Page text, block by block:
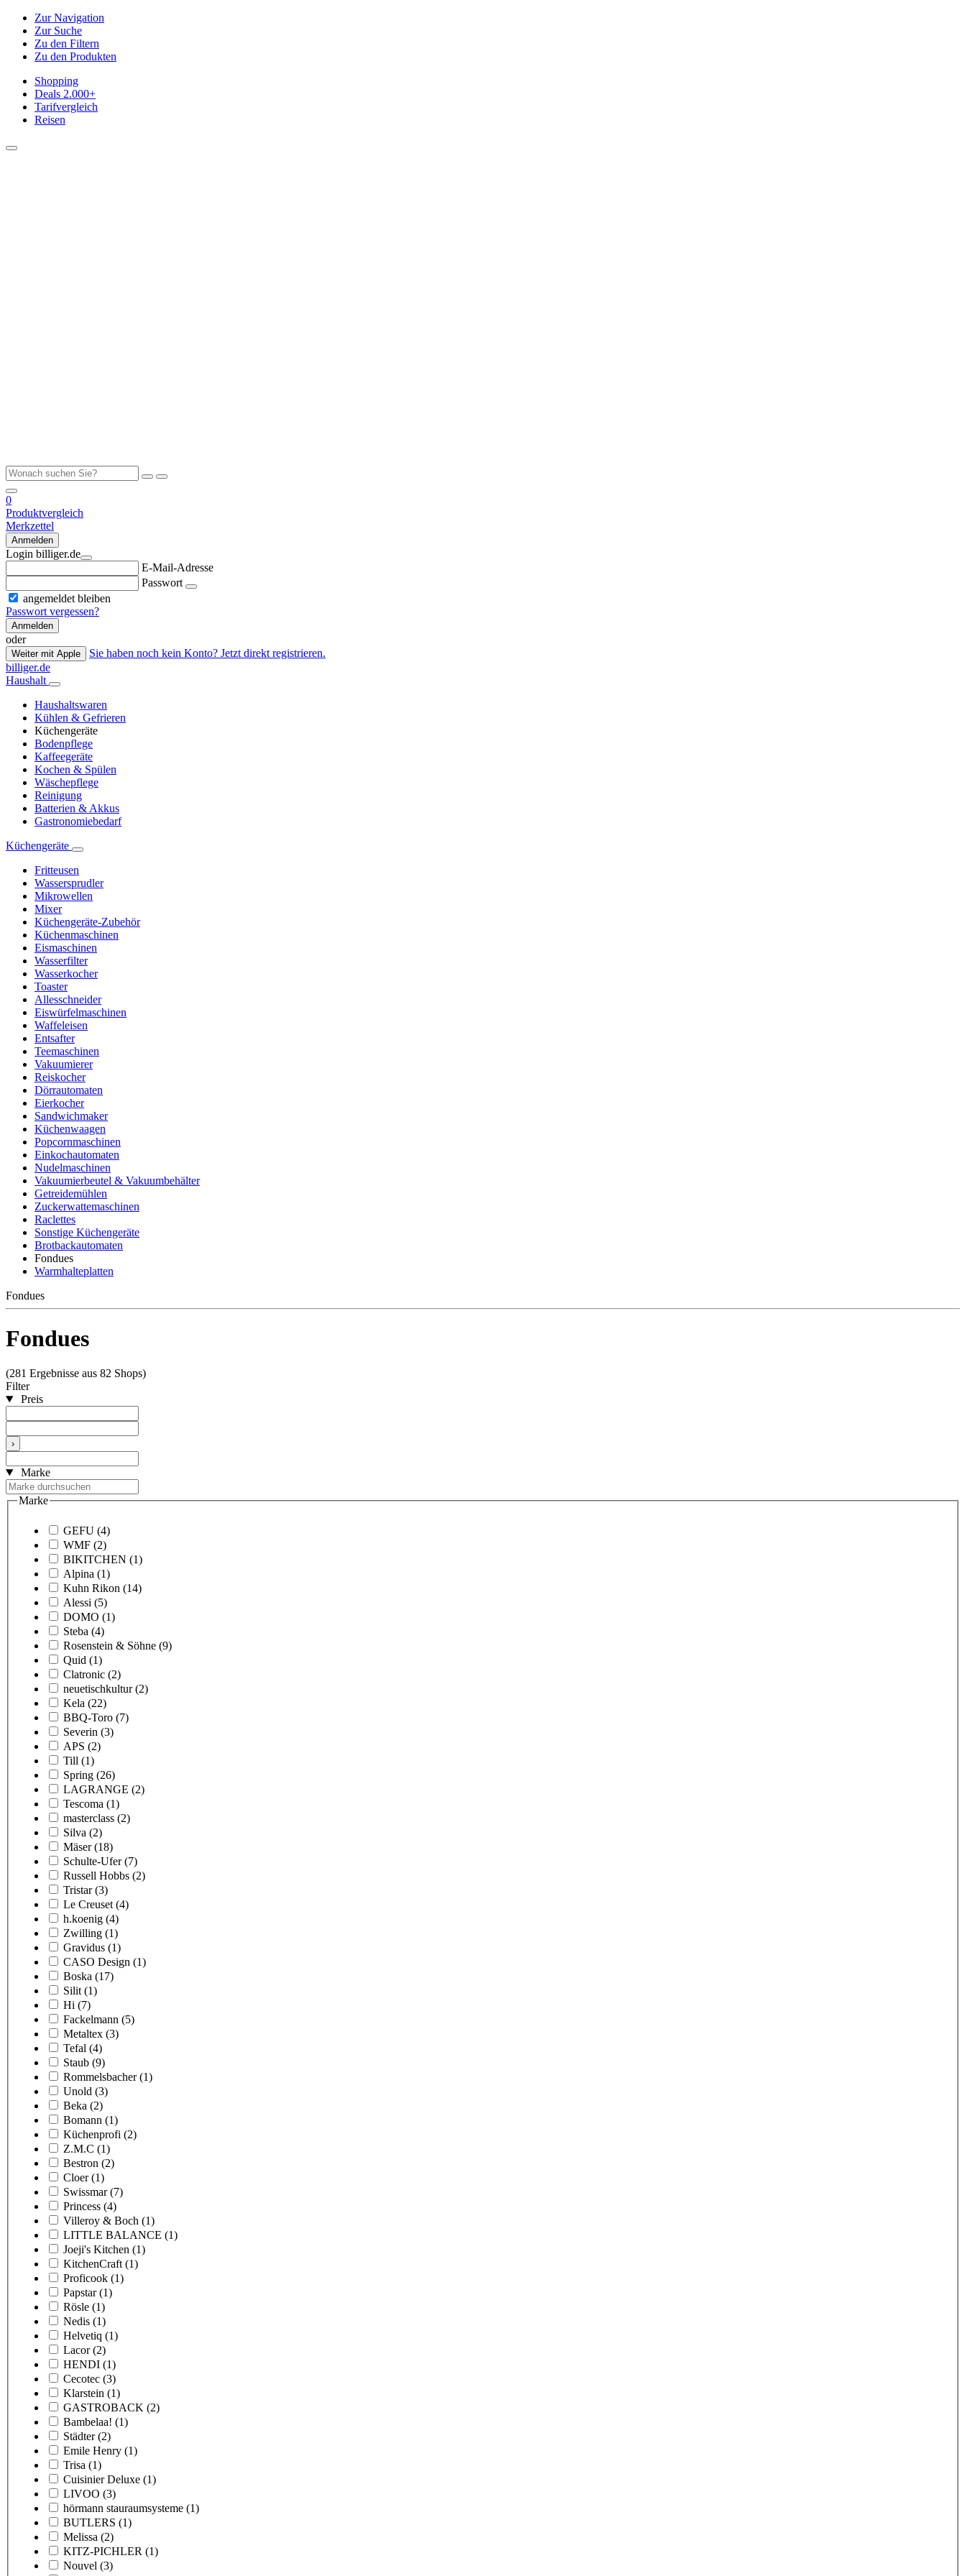
Zur Navigation
Zur Suche
Zu den Filtern
Zu den Produkten
Shopping
Deals 2.000+
Tarifvergleich
Reisen
0
Produktvergleich
Merkzettel
Anmelden
Login billiger.de
E-Mail-Adresse
Passwort
angemeldet bleiben
Passwort vergessen?
Anmelden
oder
Weiter mit Apple
Sie haben noch kein Konto? Jetzt direkt registrieren.
billiger.de
Haushalt
Haushaltswaren
Kühlen & Gefrieren
Küchengeräte
Bodenpflege
Kaffeegeräte
Kochen & Spülen
Wäschepflege
Reinigung
Batterien & Akkus
Gastronomiebedarf
Küchengeräte
Fritteusen
Wassersprudler
Mikrowellen
Mixer
Küchengeräte-Zubehör
Küchenmaschinen
Eismaschinen
Wasserfilter
Wasserkocher
Toaster
Allesschneider
Eiswürfelmaschinen
Waffeleisen
Entsafter
Teemaschinen
Vakuumierer
Reiskocher
Dörrautomaten
Eierkocher
Sandwichmaker
Küchenwaagen
Popcornmaschinen
Einkochautomaten
Nudelmaschinen
Vakuumierbeutel & Vakuumbehälter
Getreidemühlen
Zuckerwattemaschinen
Raclettes
Sonstige Küchengeräte
Brotbackautomaten
Fondues
Warmhalteplatten
Fondues
Fondues
(281 Ergebnisse aus 82 Shops)
Filter
Preis
›
Marke
Marke
GEFU (4)
WMF (2)
BIKITCHEN (1)
Alpina (1)
Kuhn Rikon (14)
Alessi (5)
DOMO (1)
Steba (4)
Rosenstein & Söhne (9)
Quid (1)
Clatronic (2)
neuetischkultur (2)
Kela (22)
BBQ-Toro (7)
Severin (3)
APS (2)
Till (1)
Spring (26)
LAGRANGE (2)
Tescoma (1)
masterclass (2)
Silva (2)
Mäser (18)
Schulte-Ufer (7)
Russell Hobbs (2)
Tristar (3)
Le Creuset (4)
h.koenig (4)
Zwilling (1)
Gravidus (1)
CASO Design (1)
Boska (17)
Silit (1)
Hi (7)
Fackelmann (5)
Metaltex (3)
Tefal (4)
Staub (9)
Rommelsbacher (1)
Unold (3)
Beka (2)
Bomann (1)
Küchenprofi (2)
Z.M.C (1)
Bestron (2)
Cloer (1)
Swissmar (7)
Princess (4)
Villeroy & Boch (1)
LITTLE BALANCE (1)
Joeji's Kitchen (1)
KitchenCraft (1)
Proficook (1)
Papstar (1)
Rösle (1)
Nedis (1)
Helvetiq (1)
Lacor (2)
HENDI (1)
Cecotec (3)
Klarstein (1)
GASTROBACK (2)
Bambelaa! (1)
Städter (2)
Emile Henry (1)
Trisa (1)
Cuisinier Deluxe (1)
LIVOO (3)
hörmann stauraumsysteme (1)
BUTLERS (1)
Melissa (2)
KITZ-PICHLER (1)
Nouvel (3)